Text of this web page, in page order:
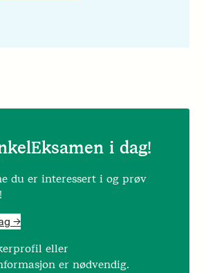
i dag!
du er interessert i og prøv
->
eller
er nødvendig.